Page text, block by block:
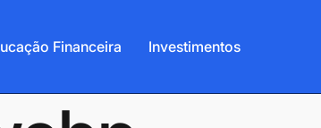
Financeira Investimentos